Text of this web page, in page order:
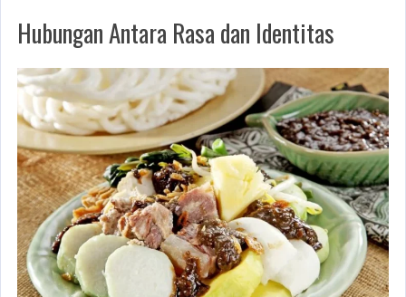
Hubungan Antara Rasa dan Identitas